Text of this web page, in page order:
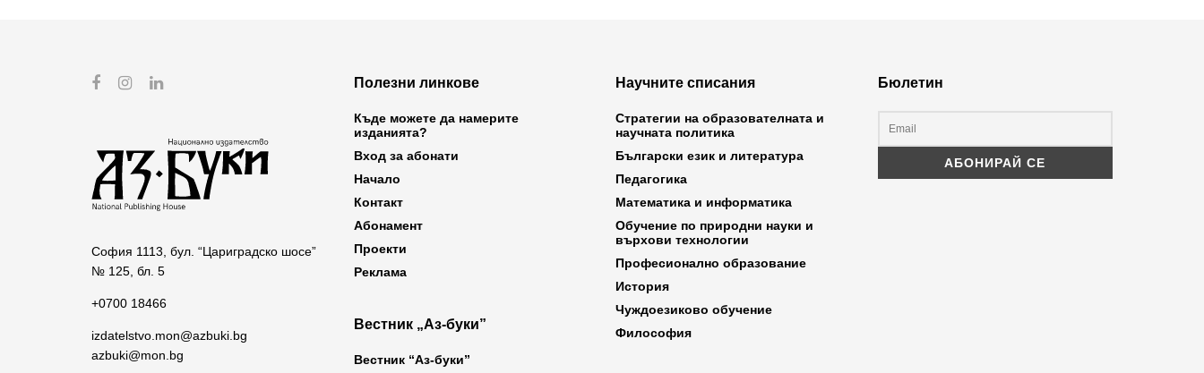
София 1113, бул. “Цариградско шосе”
№ 125, бл. 5
+0700 18466
izdatelstvo.mon@azbuki.bg
azbuki@mon.bg
Полезни линкове
Къде можете да намерите
изданията?
Вход за абонати
Начало
Контакт
Абонамент
Проекти
Реклама
Вестник „Аз-буки”
Вестник “Аз-буки”
Научните списания
Стратегии на образователната и
научната политика
Български език и литература
Педагогика
Математика и информатика
Обучение по природни науки и
върхови технологии
Професионално образование
История
Чуждоезиково обучение
Философия
Бюлетин